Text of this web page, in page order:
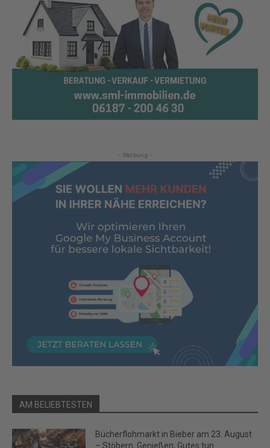
- Werbung -
AM BELIEBTESTEN
Bücherflohmarkt in Bieber am 23. August
– Stöbern, Genießen, Gutes tun